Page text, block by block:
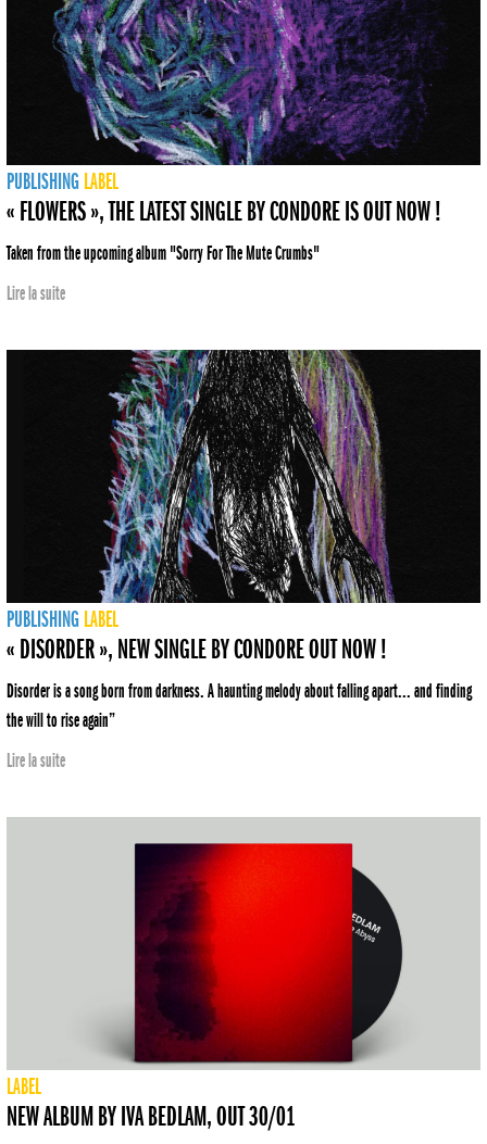
PUBLISHING LABEL
« FLOWERS », THE LATEST SINGLE BY CONDORE IS OUT NOW !
Taken from the upcoming album "Sorry For The Mute Crumbs"
Lire la suite
PUBLISHING LABEL
« DISORDER », NEW SINGLE BY CONDORE OUT NOW !
Disorder is a song born from darkness. A haunting melody about falling apart... and finding
the will to rise again”
Lire la suite
LABEL
NEW ALBUM BY IVA BEDLAM, OUT 30/01